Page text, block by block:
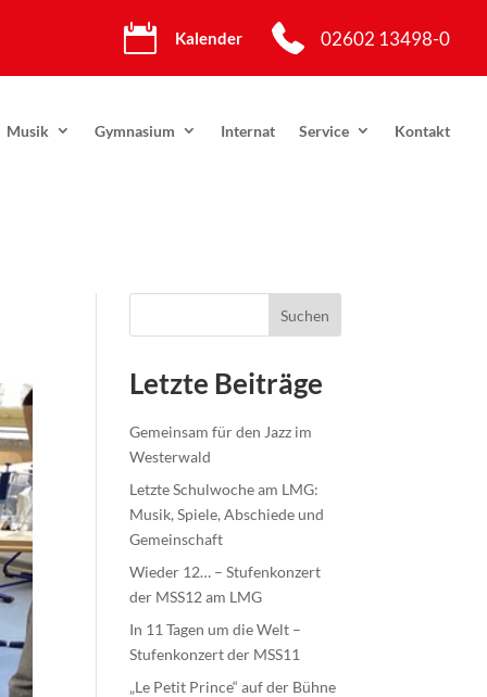
 Kalender 02602 13498-0
Musik Gymnasium Internat Service Kontakt
Suchen
Letzte Beiträge
Gemeinsam für den Jazz im
Westerwald
Letzte Schulwoche am LMG:
Musik, Spiele, Abschiede und
Gemeinschaft
Wieder 12… – Stufenkonzert
der MSS12 am LMG
In 11 Tagen um die Welt –
Stufenkonzert der MSS11
„Le Petit Prince“ auf der Bühne